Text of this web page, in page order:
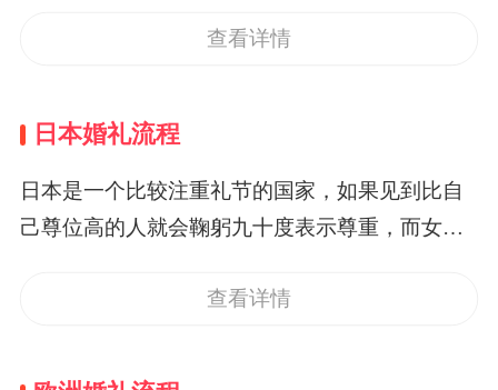
朋，有很多浪漫的感觉。&nbsp;正式的婚宴并不
婚礼形式完全不同，所以简单隆重，就是婚宴特
点。在英国婚礼流程，婚宴结束并不是整体流程
的结束，一般会有一个音乐会或者舞会的小型活
做好充分准备，在法国结婚要受到法律保护，也
举办正式的婚礼前，新人要订制好结婚服饰，特
别是新娘的婚纱，要订制好结婚戒指，要预订好
办结婚宴席的酒店，并把新郎新娘喜欢的东西写
这些礼物送给新人。新人写在礼物清单上的礼物
入改革开放背景下，在中国文化的巨大包容下，
婚礼来进行自己的人生大事——婚姻大事。那
么，韩国婚礼流程是什么呢？&nbsp;第一，西式
婚礼。韩国是一个奇特的国家，本来一直深受中
国文化影响，但在近现代史上被美国驻军，国家
受西方文化影响，这也在韩国婚礼上充分表现了
查看详情
日本婚礼流程
日本是一个比较注重礼节的国家，如果见到比自
己尊位高的人就会鞠躬九十度表示尊重，而女性
多种方式可以选择，和西方的结婚方式不一样。
会式婚礼以及神前式婚礼几种。选择哪种婚礼方
查看详情